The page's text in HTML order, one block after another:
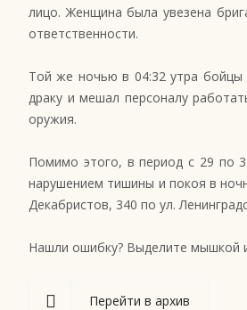
лицо. Женщина была увезена
ответственности.
Той же ночью в 04:32 утра бойцы
драку и мешал персоналу
оружия.
Помимо этого, в период с 29 по
нарушением тишины и покоя в
Декабристов, 340 по ул.
Нашли ошибку? Выделите мышкой
Перейти в архив